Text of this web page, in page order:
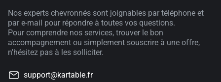
Nos experts chevronnés sont joignables par téléphone et
par e-mail pour répondre à toutes vos questions.
Pour comprendre nos services, trouver le bon
accompagnement ou simplement souscrire à une offre,
n'hésitez pas à les solliciter.
support@kartable.fr